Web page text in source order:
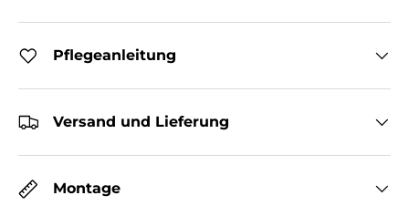
Pflegeanleitung
Versand und Lieferung
Montage